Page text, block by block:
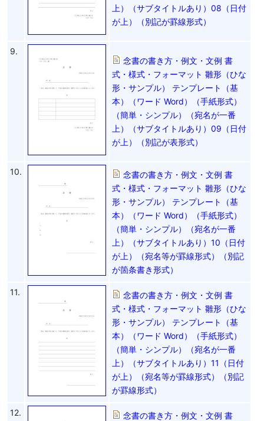
上）（サブタイトルあり）08（日付
が上）（別記が罫線形式）
9.
念書の書き方・例文・文例 書
式・様式・フォーマット 雛形（ひな
形・サンプル） テンプレート（基
本）（ワード Word）（手紙形式）
（簡単・シンプル）（宛名が一番
上）（サブタイトルあり）09（日付
が上）（別記が表形式）
10.
念書の書き方・例文・文例 書
式・様式・フォーマット 雛形（ひな
形・サンプル） テンプレート（基
本）（ワード Word）（手紙形式）
（簡単・シンプル）（宛名が一番
上）（サブタイトルあり）10（日付
が上）（宛名等が罫線形式）（別記
が箇条書き形式）
11.
念書の書き方・例文・文例 書
式・様式・フォーマット 雛形（ひな
形・サンプル） テンプレート（基
本）（ワード Word）（手紙形式）
（簡単・シンプル）（宛名が一番
上）（サブタイトルあり）11（日付
が上）（宛名等が罫線形式）（別記
が罫線形式）
12.
念書の書き方・例文・文例 書